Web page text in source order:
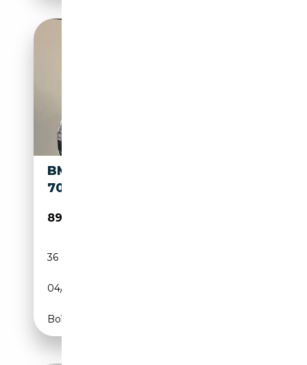
BMW M850 M850 I XDRIVE
700PS
89 990€
36 000 km
04/2020
Boîte automatique